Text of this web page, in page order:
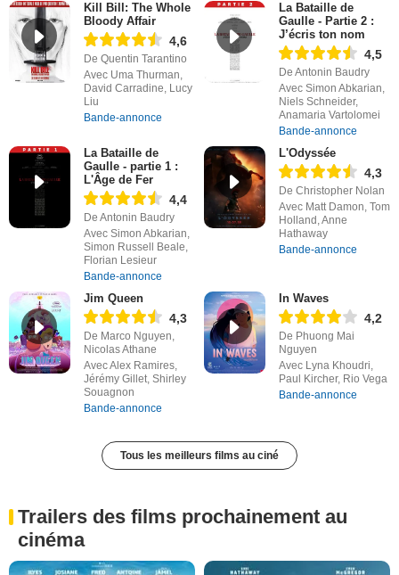
Kill Bill: The Whole
Bloody Affair
4,6
De Quentin Tarantino
Avec Uma Thurman,
David Carradine, Lucy
Liu
Bande-annonce
La Bataille de
Gaulle - Partie 2 :
J’écris ton nom
4,5
De Antonin Baudry
Avec Simon Abkarian,
Niels Schneider,
Anamaria Vartolomei
Bande-annonce
La Bataille de
Gaulle - partie 1 :
L'Âge de Fer
4,4
De Antonin Baudry
Avec Simon Abkarian,
Simon Russell Beale,
Florian Lesieur
Bande-annonce
L'Odyssée
4,3
De Christopher Nolan
Avec Matt Damon, Tom
Holland, Anne
Hathaway
Bande-annonce
Jim Queen
4,3
De Marco Nguyen,
Nicolas Athane
Avec Alex Ramires,
Jérémy Gillet, Shirley
Souagnon
Bande-annonce
In Waves
4,2
De Phuong Mai
Nguyen
Avec Lyna Khoudri,
Paul Kircher, Rio Vega
Bande-annonce
Tous les meilleurs films au ciné
Trailers des films prochainement au
cinéma